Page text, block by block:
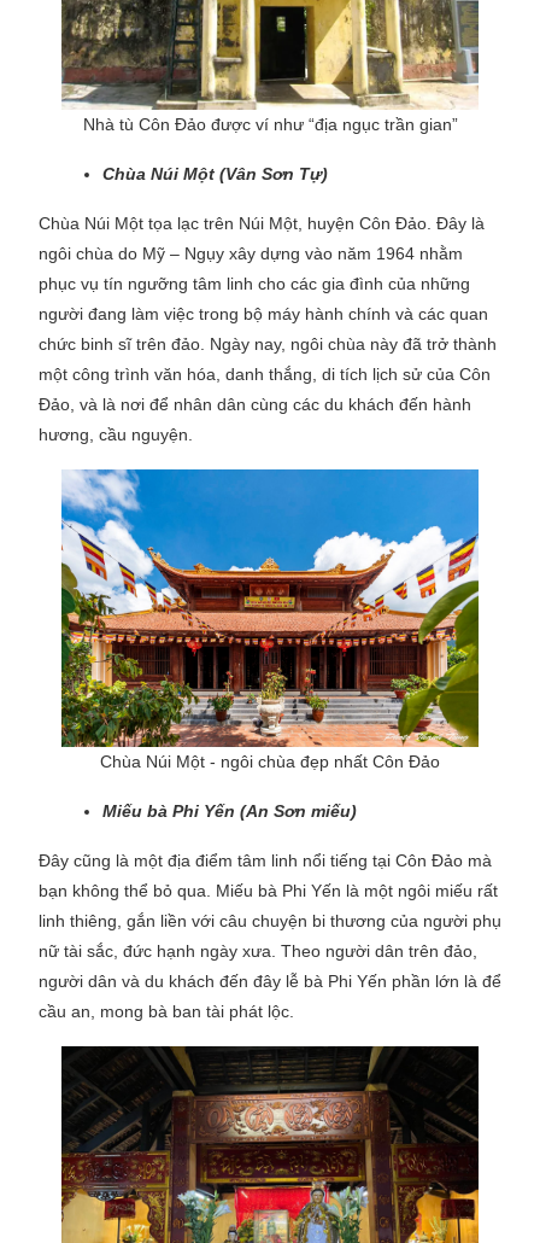
Nhà tù Côn Đảo được ví như “địa ngục trần gian”
Chùa Núi Một (Vân Sơn Tự)
Chùa Núi Một tọa lạc trên Núi Một, huyện Côn Đảo. Đây là
ngôi chùa do Mỹ – Ngụy xây dựng vào năm 1964 nhằm
phục vụ tín ngưỡng tâm linh cho các gia đình của những
người đang làm việc trong bộ máy hành chính và các quan
chức binh sĩ trên đảo. Ngày nay, ngôi chùa này đã trở thành
một công trình văn hóa, danh thắng, di tích lịch sử của Côn
Đảo, và là nơi để nhân dân cùng các du khách đến hành
hương, cầu nguyện.
Chùa Núi Một - ngôi chùa đẹp nhất Côn Đảo
Miếu bà Phi Yến (An Sơn miếu)
Đây cũng là một địa điểm tâm linh nổi tiếng tại Côn Đảo mà
bạn không thể bỏ qua. Miếu bà Phi Yến là một ngôi miếu rất
linh thiêng, gắn liền với câu chuyện bi thương của người phụ
nữ tài sắc, đức hạnh ngày xưa. Theo người dân trên đảo,
người dân và du khách đến đây lễ bà Phi Yến phần lớn là để
cầu an, mong bà ban tài phát lộc.